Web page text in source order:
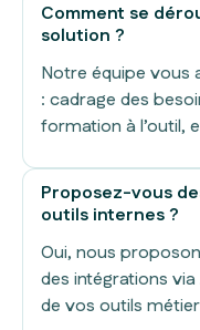
Comment se
solution ?
Notre équipe vous
: cadrage des
formation à l’outil,
Proposez-vous
outils internes ?
Oui, nous
des intégrations
de vos outils